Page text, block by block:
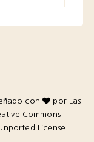
con por Las
Commons
License